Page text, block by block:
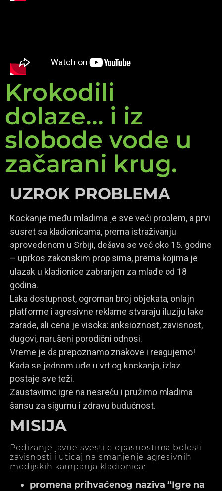
Krokodili
dolaze... i iz
slobode vode u
začarani krug.
UZROK PROBLEMA
Kockanje među mladima je sve veći problem, a prvi
susret sa kladionicama, prema istraživanju
sprovedenom u Srbiji, dešava se već oko 15. godine
– uprkos zakonskim propisima, prema kojima je
ulazak u kladionice zabranjen za mlađe od 18
godina.
Laka dostupnost, ogroman broj objekata, onlajn
platforme i agresivne reklame stvaraju iluziju lake
zarade, ali cena je visoka: anksioznost, zavisnost,
dugovi, narušeni porodični odnosi.
Vreme je da prepoznamo znakove i reagujemo!
Kada se jednom uđe u vrtlog kockanja, izlaz
postaje sve teži.
Zaustavimo igre na nesreću i pružimo mladima
šansu za sigurnu i zdravu budućnost.
MISIJA
Podizanje javne svesti o opasnostima bolesti
zavisnosti i uticaj na smanjenje agresivnih
medijskih kampanja kladionica:
promena prihvaćenog naziva “Igre na